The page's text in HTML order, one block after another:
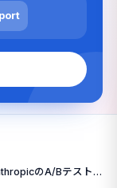
Claude Code、Proプランから突然消えた——AnthropicのA/Bテスト騒動の全貌